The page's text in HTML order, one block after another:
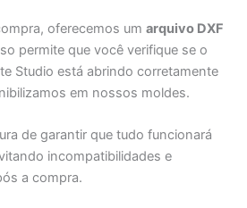
oferecemos um arquivo DXF
permite que você verifique se o
Studio está abrindo corretamente
em nossos moldes.
de garantir que tudo funcionará
incompatibilidades e
a compra.